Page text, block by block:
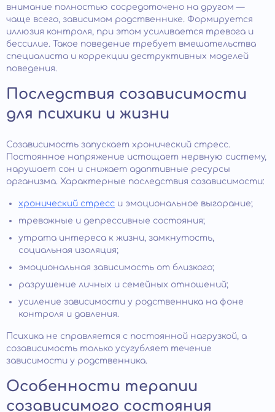
внимание полностью сосредоточено на другом —
чаще всего, зависимом родственнике. Формируется
иллюзия контроля, при этом усиливается тревога и
бессилие. Такое поведение требует вмешательства
специалиста и коррекции деструктивных моделей
поведения.
Последствия созависимости
для психики и жизни
Созависимость запускает хронический стресс.
Постоянное напряжение истощает нервную систему,
нарушает сон и снижает адаптивные ресурсы
организма. Характерные последствия созависимости:
хронический стресс и эмоциональное выгорание;
тревожные и депрессивные состояния;
утрата интереса к жизни, замкнутость,
социальная изоляция;
эмоциональная зависимость от близкого;
разрушение личных и семейных отношений;
усиление зависимости у родственника на фоне
контроля и давления.
Психика не справляется с постоянной нагрузкой, а
созависимость только усугубляет течение
зависимости у родственника.
Особенности терапии
созависимого состояния